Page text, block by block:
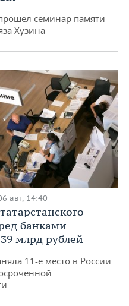
семинар памяти
Хузина
авг, 14:40
банками
млрд рублей
11-е место в России